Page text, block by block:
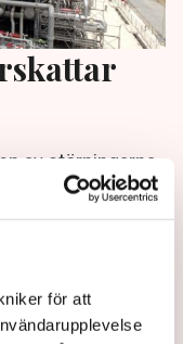
för att
av störningarna
chefen för